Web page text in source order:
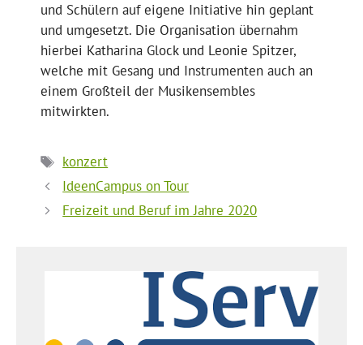
und Schülern auf eigene Initiative hin geplant
und umgesetzt. Die Organisation übernahm
hierbei Katharina Glock und Leonie Spitzer,
welche mit Gesang und Instrumenten auch an
einem Großteil der Musikensembles
mitwirkten.
Schlagwörter
konzert
IdeenCampus on Tour
Freizeit und Beruf im Jahre 2020